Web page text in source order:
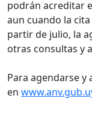
podrán acreditar
aun cuando la
partir de julio, la
otras consultas y
Para agendarse
en